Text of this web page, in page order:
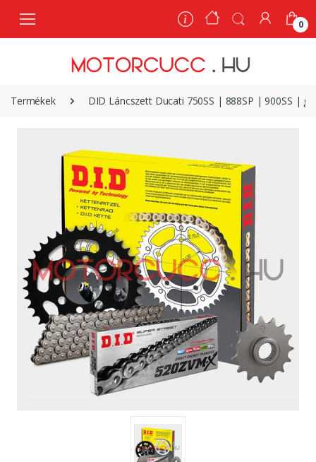
0
Termékek DID Láncszett Ducati 750SS | 888SP | 900SS |
0